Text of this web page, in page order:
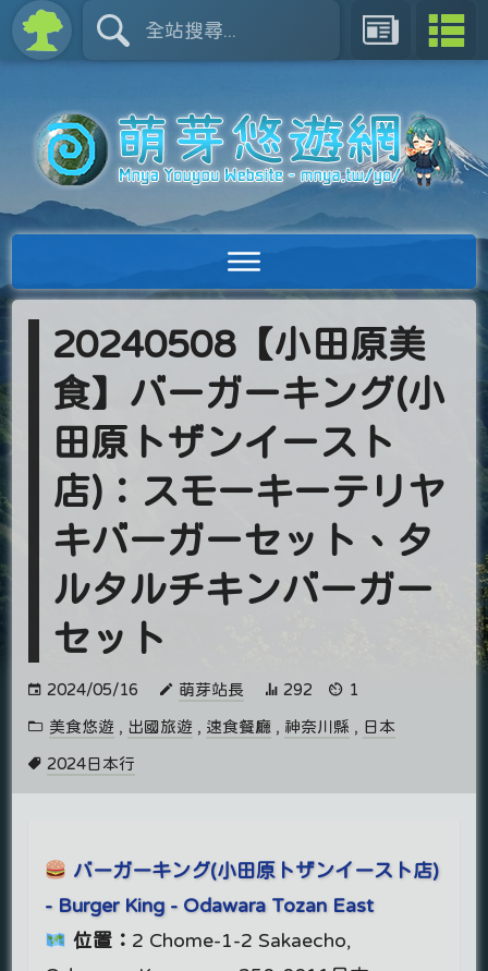
20240508【小田原美
食】バーガーキング(小
田原トザンイースト
店)：スモーキーテリヤ
キバーガーセット、タ
ルタルチキンバーガー
セット
2024/05/16 萌芽站長 292 1
美食悠遊 , 出國旅遊 , 速食餐廳 , 神奈川縣 , 日本
2024日本行
バーガーキング(小田原トザンイースト店)
- Burger King - Odawara Tozan East
位置： 2 Chome-1-2 Sakaecho,